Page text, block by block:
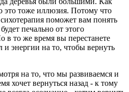
это тоже иллюзия. Потому что
поможет вам понять
печально от этого
в то же время вы перестанете
и энергии на то, чтобы вернуть
на то, что мы развиваемся и
хочет вернуться назад - к тому